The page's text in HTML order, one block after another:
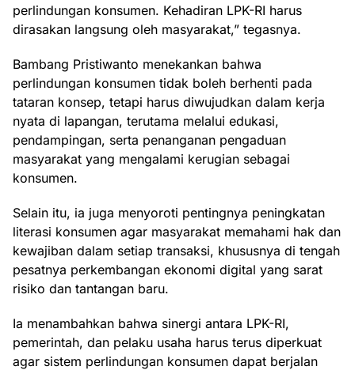
perlindungan konsumen. Kehadiran LPK-RI harus
dirasakan langsung oleh masyarakat,” tegasnya.
Bambang Pristiwanto menekankan bahwa
perlindungan konsumen tidak boleh berhenti pada
tataran konsep, tetapi harus diwujudkan dalam kerja
nyata di lapangan, terutama melalui edukasi,
pendampingan, serta penanganan pengaduan
masyarakat yang mengalami kerugian sebagai
konsumen.
Selain itu, ia juga menyoroti pentingnya peningkatan
literasi konsumen agar masyarakat memahami hak dan
kewajiban dalam setiap transaksi, khususnya di tengah
pesatnya perkembangan ekonomi digital yang sarat
risiko dan tantangan baru.
Ia menambahkan bahwa sinergi antara LPK-RI,
pemerintah, dan pelaku usaha harus terus diperkuat
agar sistem perlindungan konsumen dapat berjalan